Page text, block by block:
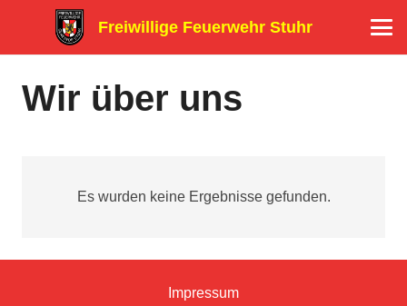
Freiwillige Feuerwehr Stuhr
Wir über uns
Es wurden keine Ergebnisse gefunden.
Impressum